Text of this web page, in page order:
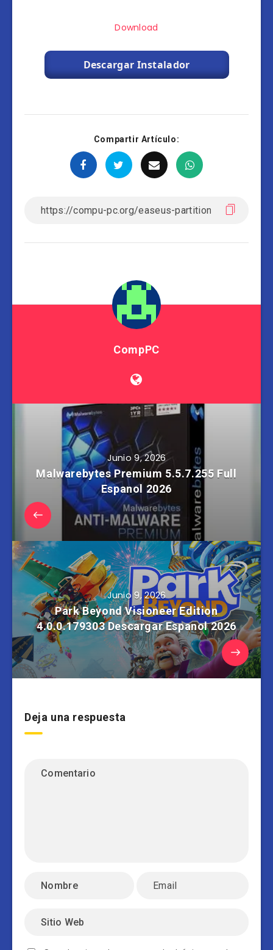
Download
Descargar Instalador
Compartir Artículo:
CompPC
Junio 9, 2026
Malwarebytes Premium 5.5.7.255 Full
Espanol 2026
Junio 9, 2026
Park Beyond Visioneer Edition
4.0.0.179303 Descargar Espanol 2026
Deja una respuesta